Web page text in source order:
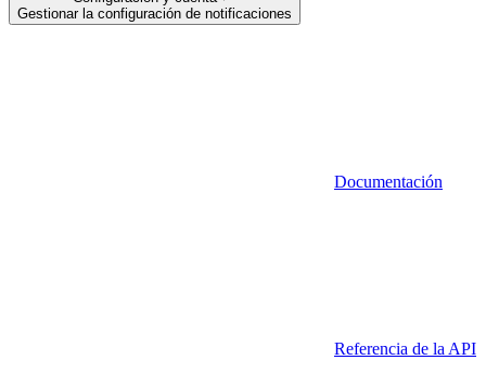
Gestionar la configuración de notificaciones
Documentación
Referencia de la API